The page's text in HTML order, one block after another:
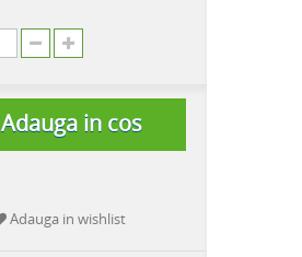
Adauga in cos
Adauga in wishlist